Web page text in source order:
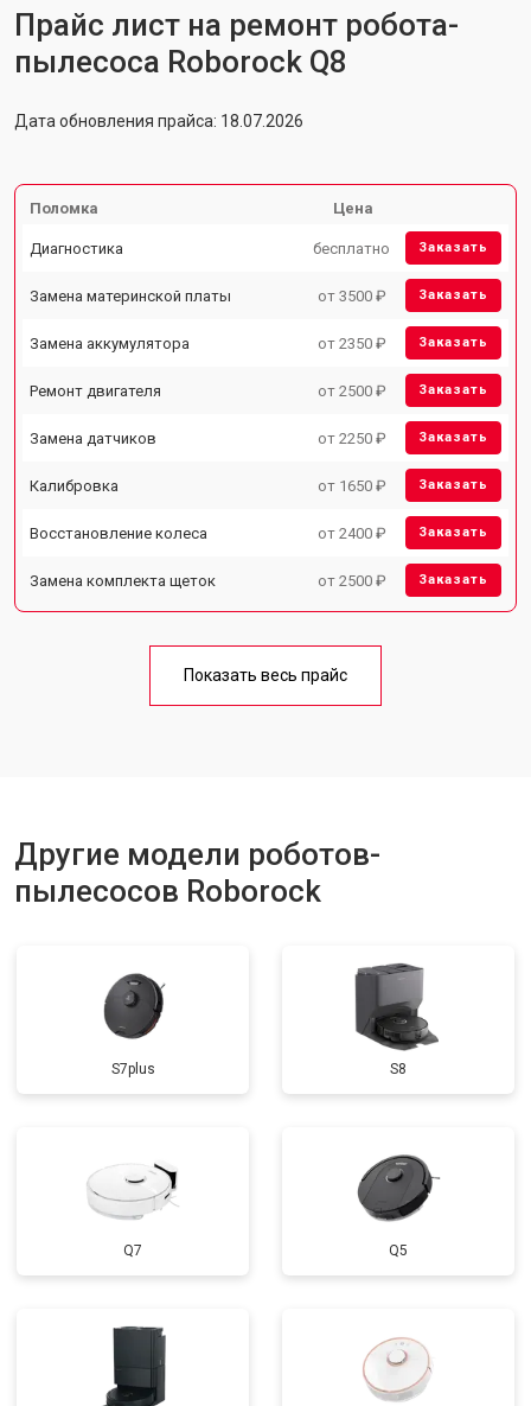
Прайс лист на ремонт робота-
пылесоса Roborock Q8
Дата обновления прайса: 18.07.2026
Поломка Цена
Диагностика бесплатно Заказать
Замена материнской платы от 3500 ₽ Заказать
Замена аккумулятора от 2350 ₽ Заказать
Ремонт двигателя от 2500 ₽ Заказать
Замена датчиков от 2250 ₽ Заказать
Калибровка от 1650 ₽ Заказать
Восстановление колеса от 2400 ₽ Заказать
Замена комплекта щеток от 2500 ₽ Заказать
Показать весь прайс
Другие модели роботов-
пылесосов Roborock
S7plus S8
Q7 Q5